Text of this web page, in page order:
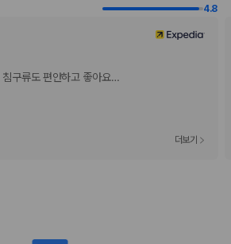
습니다.
4.8
구류도 편안하고 좋아요…
더보기